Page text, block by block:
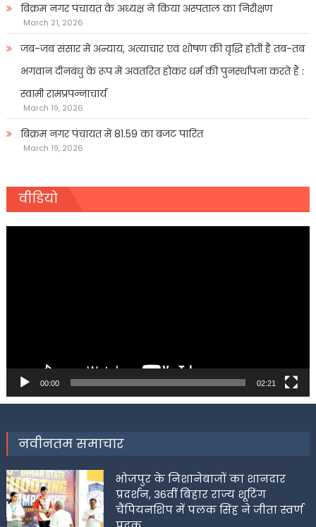
बिक्रम नगर पंचायत के अध्यक्ष ने किया अस्पताल का निरीक्षण
March 21, 2026
जब-जब संसार में अन्याय, अत्याचार एवं शोषण की वृद्धि होती है तब-तब
भगवान दीनबंधु के रूप में अवतरित होकर धर्म की पुनर्स्थापना करते हैं :
स्वामी रामप्रपन्नाचार्य
March 19, 2026
बिक्रम नगर पंचायत में 81.59 का बजट पारित
March 19, 2026
वीडियो
00:00 02:21
नवीनतम समाचार
भोजपुर के निशानेबाजों का शानदार
प्रदर्शन, 36वीं बिहार राज्य शूटिंग
चैंपियनशिप में पलक सिंह ने जीता स्वर्ण